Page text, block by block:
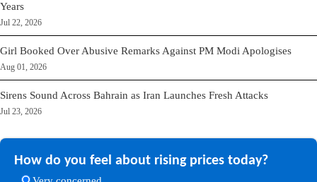
Years
Jul 22, 2026
Girl Booked Over Abusive Remarks Against PM Modi Apologises
Aug 01, 2026
Sirens Sound Across Bahrain as Iran Launches Fresh Attacks
Jul 23, 2026
How do you feel about rising prices today?